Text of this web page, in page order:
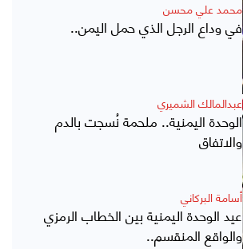
محمد علي محسن
في وداع الرجل الذي حمل اليمن..
عبدالمالك الشميري
الوحدة اليمنية.. ملحمة نُسجت بالدم
والاتفاق
أسامة البركاني
عيد الوحدة اليمنية بين الخطاب الرمزي
والواقع المنقسم..